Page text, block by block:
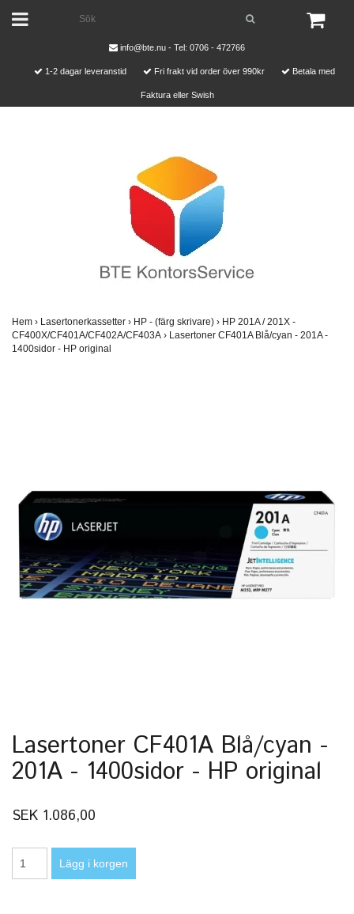
info@bte.nu - Tel: 0706 - 472766
1-2 dagar leveranstid Fri frakt vid order över 990kr Betala med
Faktura eller Swish
Hem › Lasertonerkassetter › HP - (färg skrivare) › HP 201A / 201X -
CF400X/CF401A/CF402A/CF403A › Lasertoner CF401A Blå/cyan - 201A -
1400sidor - HP original
Lasertoner CF401A Blå/cyan -
201A - 1400sidor - HP original
SEK 1.086,00